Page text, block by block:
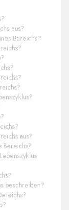
aus?
Bereichs?
aus?
Bereichs?
beschreiben?